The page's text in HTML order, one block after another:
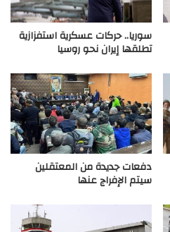
سوريا.. حركات عسكرية استفزازية
تطلقها إيران نحو روسيا
دفعات جديدة من المعتقلين
سيتم الإفراج عنها